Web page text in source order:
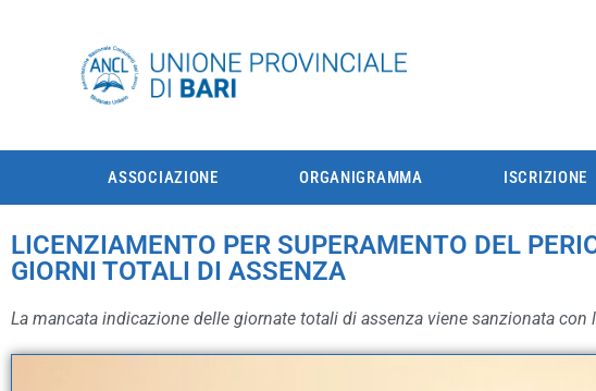
ASSOCIAZIONE ORGANIGRAMMA ISCRIZIONE
LICENZIAMENTO PER SUPERAMENTO DEL
GIORNI TOTALI DI ASSENZA
La mancata indicazione delle giornate totali di assenza viene sanzionata